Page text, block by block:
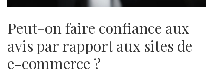
Peut-on faire confiance aux
avis par rapport aux sites de
e-commerce ?